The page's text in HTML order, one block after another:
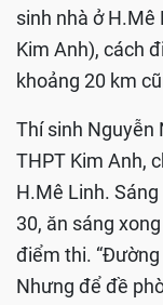
sinh nhà ở H.Mê
Kim Anh), cách
khoảng 20 km
Thí sinh Nguyễn
THPT Kim Anh,
H.Mê Linh.
30, ăn sáng
điểm thi.
Nhưng để đề